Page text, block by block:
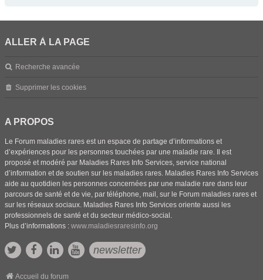
ALLER À LA PAGE
Recherche avancée
Supprimer les cookies
A PROPOS
Le Forum maladies rares est un espace de partage d’informations et
d’expériences pour les personnes touchées par une maladie rare. Il est
proposé et modéré par Maladies Rares Info Services, service national
d’information et de soutien sur les maladies rares. Maladies Rares Info Services
aide au quotidien les personnes concernées par une maladie rare dans leur
parcours de santé et de vie, par téléphone, mail, sur le Forum maladies rares et
sur les réseaux sociaux. Maladies Rares Info Services oriente aussi les
professionnels de santé et du secteur médico-social.
Plus d’informations : www.maladiesraresinfo.org
newsletter
Accueil du forum